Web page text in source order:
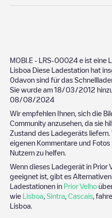
MOBI.E - LRS-00024 e ist eine
Lisboa Diese Ladestation hat
0davon sind für das
Sie wurde am 18/03/2012
08/08/2024
Wir empfehlen Ihnen, sich die
Community anzusehen, da sie
Zustand des Ladegeräts liefern.
eigenen Kommentare und
Nutzern zu helfen.
Wenn dieses Ladegerät in Prior
geeignet ist, gibt es
Ladestationen in Prior Velho
wie Lisboa Sintra Cascais ,
Lisboa